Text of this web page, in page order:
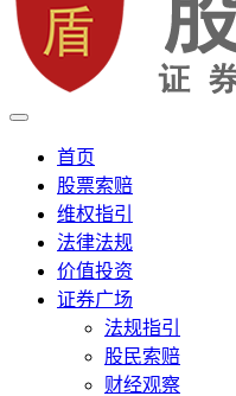
股盾网
证券股票维权网
首页
股票索赔
维权指引
法律法规
价值投资
证券广场
法规指引
股民索赔
财经观察